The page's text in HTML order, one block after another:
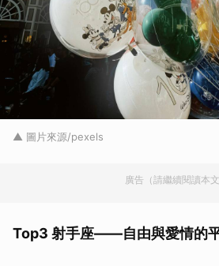
▲ 圖片來源/pexels
廣告（請繼續閱讀本文
Top3 射手座——自由與愛情的